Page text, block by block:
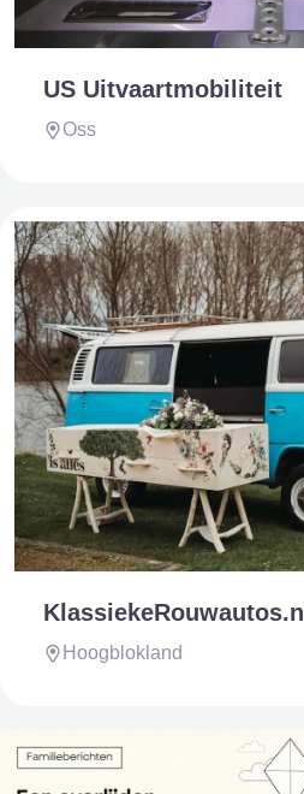
US Uitvaartmobiliteit
Oss
KlassiekeRouwautos.nl
Hoogblokland